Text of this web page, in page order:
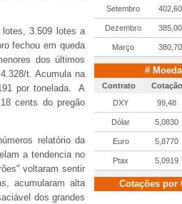
lotes, 3.509 lotes a
fechou em queda
dos últimos
t. Acumula na
por tonelada. A
cents do pregão
relatório da
a tendencia no
voltaram sentir
acumularam alta
dos grandes
Setembro
402,60
Dezembro 385,00
Março 380,70
#
Contrato Cotação
DXY
99,48
Dólar 5,0830
Euro 5,8770
Ptax 5,0919
Cotações por